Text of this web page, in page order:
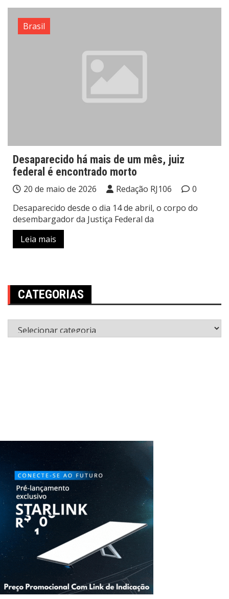
Brasil
Desaparecido há mais de um mês, juiz
federal é encontrado morto
20 de maio de 2026 Redação RJ106
0
Desaparecido desde o dia 14 de abril, o corpo do
desembargador da Justiça Federal da
Leia mais
CATEGORIAS
Categorias